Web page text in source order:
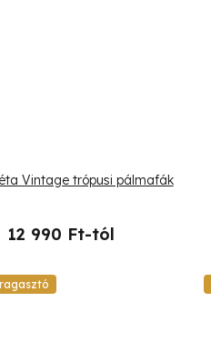
Vintage trópusi pálmafák
12 990 Ft-tól